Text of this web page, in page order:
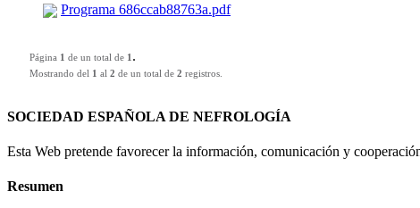
Programa 686ccab88763a.pdf
Página 1 de un total de 1 .
Mostrando del 1 al 2 de un total de 2 registros.
SOCIEDAD ESPAÑOLA DE NEFROLOGÍA
Esta Web pretende favorecer la información, comunicación y
Resumen